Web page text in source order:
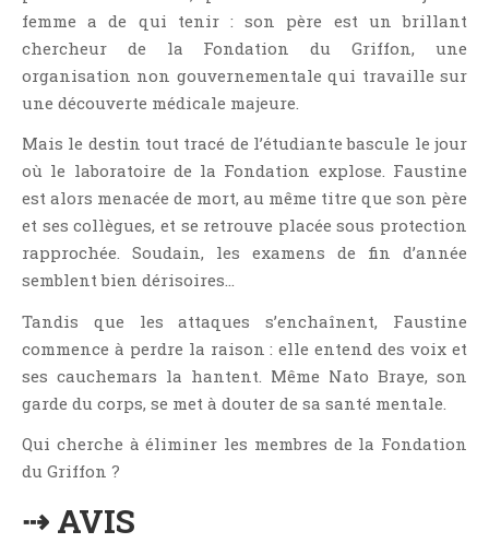
LGBT
Light Novel
Littérature Belge
Littérature Classique
Littérature Contemporaine
Littérature Étrangère
Littérature Française
Littérature Gay
New Adult
Nouvelle
Paranormal
Poésie
Policier Et Suspense
femme a de qui tenir : son père est un brillant
chercheur de la Fondation du Griffon, une
organisation non gouvernementale qui travaille sur
une découverte médicale majeure.
Mais le destin tout tracé de l’étudiante bascule le jour
où le laboratoire de la Fondation explose. Faustine
est alors menacée de mort, au même titre que son père
et ses collègues, et se retrouve placée sous protection
rapprochée. Soudain, les examens de fin d’année
semblent bien dérisoires…
Tandis que les attaques s’enchaînent, Faustine
commence à perdre la raison : elle entend des voix et
ses cauchemars la hantent. Même Nato Braye, son
garde du corps, se met à douter de sa santé mentale.
Qui cherche à éliminer les membres de la Fondation
du Griffon ?
⇢ AVIS